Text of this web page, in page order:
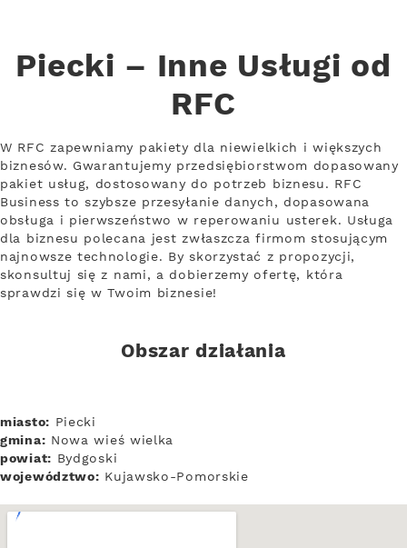
Piecki – Inne Usługi od
RFC
W RFC zapewniamy pakiety dla niewielkich i większych
biznesów. Gwarantujemy przedsiębiorstwom dopasowany
pakiet usług, dostosowany do potrzeb biznesu. RFC
Business to szybsze przesyłanie danych, dopasowana
obsługa i pierwszeństwo w reperowaniu usterek. Usługa
dla biznesu polecana jest zwłaszcza firmom stosującym
najnowsze technologie. By skorzystać z propozycji,
skonsultuj się z nami, a dobierzemy ofertę, która
sprawdzi się w Twoim biznesie!
Obszar działania
miasto: Piecki
gmina: Nowa wieś wielka
powiat: Bydgoski
województwo: Kujawsko-Pomorskie